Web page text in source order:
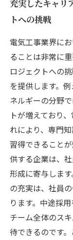
充実したキャリ
トへの挑戦
電気工事業界に
ることは非常に
ロジェクトへの
を提供します。
ネルギーの分野
トが増えており
れにより、専門
習得できること
供する企業は、
形成に寄与しま
の充実は、社員
ります。中途採
チーム全体のス
待できるのです